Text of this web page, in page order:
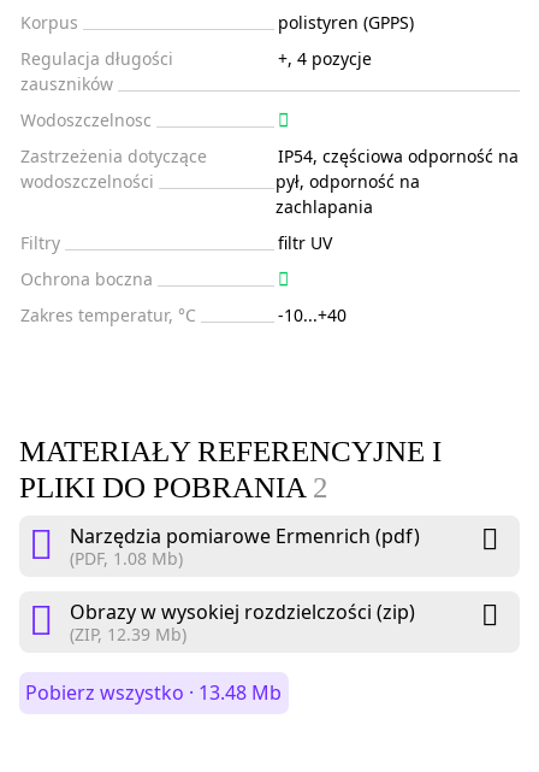
Korpus
polistyren (GPPS)
Regulacja długości
zauszników
+, 4 pozycje
Wodoszczelnosc
Zastrzeżenia dotyczące
wodoszczelności
IP54, częściowa odporność na
pył, odporność na
zachlapania
Filtry
filtr UV
Ochrona boczna
Zakres temperatur, °C
-10...+40
MATERIAŁY REFERENCYJNE I
PLIKI DO POBRANIA 2
Narzędzia pomiarowe Ermenrich (pdf)
(PDF, 1.08 Mb)
Obrazy w wysokiej rozdzielczości (zip)
(ZIP, 12.39 Mb)
Pobierz wszystko · 13.48 Mb